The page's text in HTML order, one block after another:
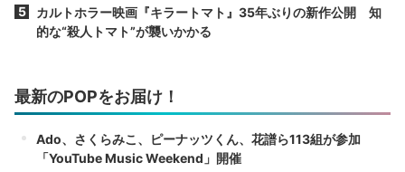
カルトホラー映画『キラートマト』35年ぶりの新作公開 知
的な“殺人トマト”が襲いかかる
最新のPOPをお届け！
Ado、さくらみこ、ピーナッツくん、花譜ら113組が参加
「YouTube Music Weekend」開催